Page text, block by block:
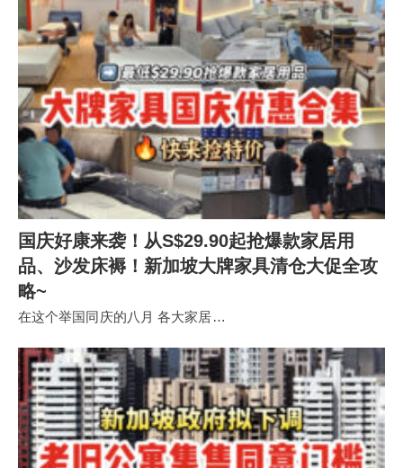
国庆好康来袭！从S$29.90起抢爆款家居用
品、沙发床褥！新加坡大牌家具清仓大促全攻
略~
在这个举国同庆的八月 各大家居…